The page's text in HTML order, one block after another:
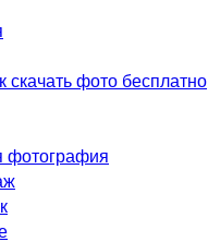
скачать фото бесплатно
фотография